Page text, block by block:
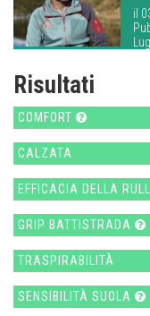
il
Risultati
COMFORT
CALZATA
EFFICACIA DELLA
GRIP BATTISTRADA
TRASPIRABILITÀ
SENSIBILITÀ SUOLA